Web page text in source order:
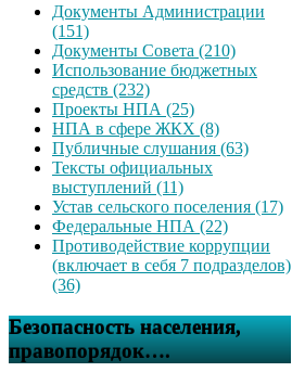
Документы Администрации
(151)
Документы Совета (210)
Использование бюджетных
средств (232)
Проекты НПА (25)
НПА в сфере ЖКХ (8)
Публичные слушания (63)
Тексты официальных
выступлений (11)
Устав сельского поселения (17)
Федеральные НПА (22)
Противодействие коррупции
(включает в себя 7 подразделов)
(36)
Безопасность населения,
правопорядок….